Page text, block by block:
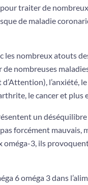
traiter de
de maladie
les nombreux atouts
nombreuses
d’Attention), l’anxiété,
le cancer et plus
un
forcément mauvais,
3, ils
6 oméga 3 dans